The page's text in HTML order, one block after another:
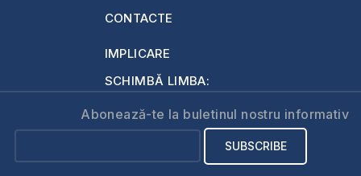
CONTACTE
IMPLICARE
SCHIMBĂ LIMBA:
Abonează-te la buletinul nostru informativ